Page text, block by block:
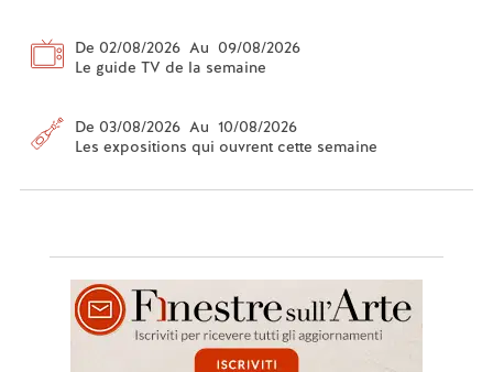
De 02/08/2026 Au 09/08/2026
Le guide TV de la semaine
De 03/08/2026 Au 10/08/2026
Les expositions qui ouvrent cette semaine